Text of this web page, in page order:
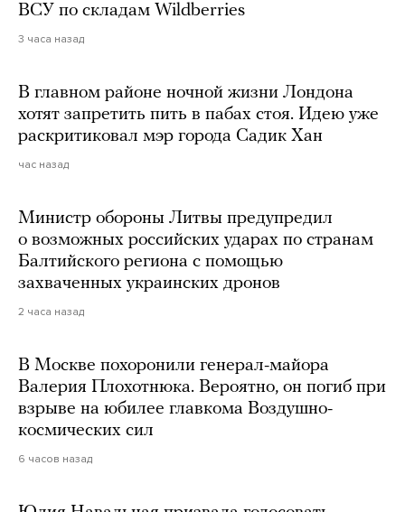
ВСУ по складам Wildberries
3 часа назад
В главном районе ночной жизни Лондона
хотят запретить пить в пабах стоя. Идею уже
раскритиковал мэр города Садик Хан
час назад
Министр обороны Литвы предупредил
о возможных российских ударах по странам
Балтийского региона с помощью
захваченных украинских дронов
2 часа назад
В Москве похоронили генерал-майора
Валерия Плохотнюка. Вероятно, он погиб при
взрыве на юбилее главкома Воздушно-
космических сил
6 часов назад